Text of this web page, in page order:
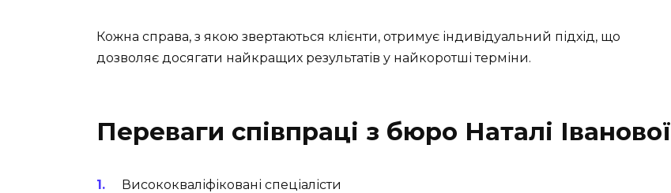
Кожна справа, з якою звертаються клієнти, отримує індивідуальний підхід, що
дозволяє досягати найкращих результатів у найкоротші терміни.
Переваги співпраці з бюро Наталі Іванової
Висококваліфіковані спеціалісти